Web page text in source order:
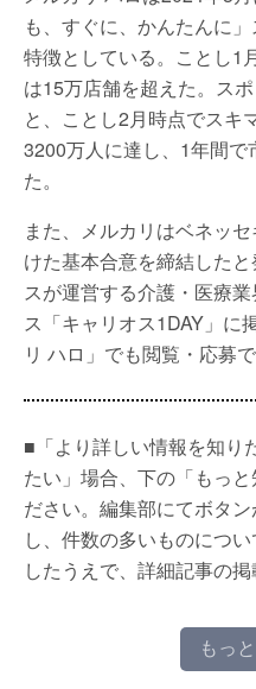
も、すぐに、かんたんに
特徴としている。ことし1
は15万店舗を超えた。ス
と、ことし2月時点でスキ
3200万人に達し、1年間
た。
また、メルカリはベネッ
けた基本合意を締結した
スが運営する介護・医療
ス「キャリオス1DAY」に
リ ハロ」でも閲覧・応募
■「より詳しい情報を知り
たい」場合、下の「もっ
ださい。編集部にてボタ
し、件数の多いものにつ
したうえで、詳細記事の
もっ